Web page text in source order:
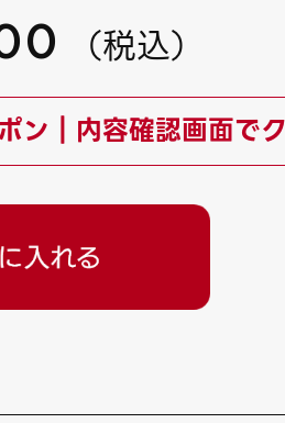
（税込）
ン｜内容確認画面で